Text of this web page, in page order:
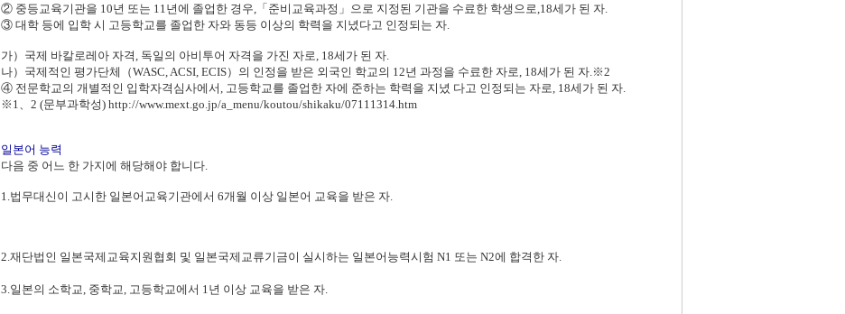
② 중등교육기관을 10년 또는 11년에 졸업한 경우,「준비교육과정」으로 지정된 기관을 수료한 학생으로,18세가 된 자.
③ 대학 등에 입학 시 고등학교를 졸업한 자와 동등 이상의 학력을 지녔다고 인정되는 자.
가）국제 바칼로레아 자격, 독일의 아비투어 자격을 가진 자로, 18세가 된 자.
나）국제적인 평가단체（WASC, ACSI, ECIS）의 인정을 받은 외국인 학교의 12년 과정을 수료한 자로, 18세가 된 자.※2
④ 전문학교의 개별적인 입학자격심사에서, 고등학교를 졸업한 자에 준하는 학력을 지녔 다고 인정되는 자로, 18세가 된 자.
※1、2 (문부과학성) http://www.mext.go.jp/a_menu/koutou/shikaku/07111314.htm
일본어 능력
다음 중 어느 한 가지에 해당해야 합니다.
1.법무대신이 고시한 일본어교육기관에서 6개월 이상 일본어 교육을 받은 자.
2.재단법인 일본국제교육지원협회 및 일본국제교류기금이 실시하는 일본어능력시험 N1 또는 N2에 합격한 자.
3.일본의 소학교, 중학교, 고등학교에서 1년 이상 교육을 받은 자.